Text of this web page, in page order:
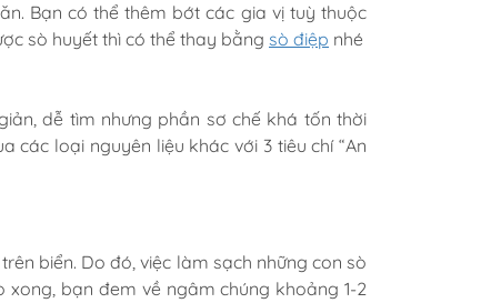
Bạn có thể thêm bớt các gia vị tuỳ thuộc
sò huyết thì có thể thay bằng sò điệp nhé
dễ tìm nhưng phần sơ chế khá tốn thời
các loại nguyên liệu khác với 3 tiêu chí “An
biển. Do đó, việc làm sạch những con sò
bạn đem về ngâm chúng khoảng 1-2